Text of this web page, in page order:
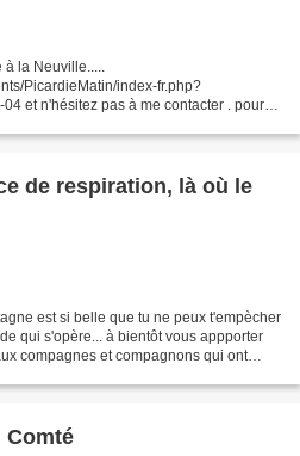
à la Neuville.....
PicardieMatin/index-fr.php?
et n'hésitez pas à me contacter . pour
de respiration, là où le
est si belle que tu ne peux t'empècher
qui s'opère... à bientôt vous appporter
compagnes et compagnons qui ont
Comté